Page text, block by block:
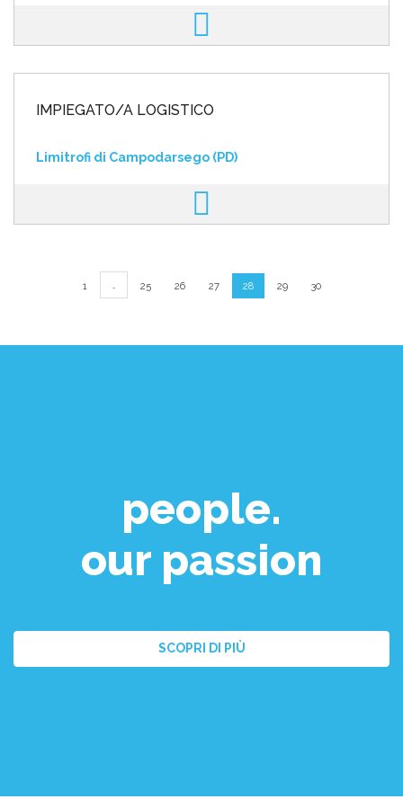
IMPIEGATO/A LOGISTICO
Limitrofi di Campodarsego (PD)
1 25 26 27 28 29 30
people.
our passion
SCOPRI DI PIÙ